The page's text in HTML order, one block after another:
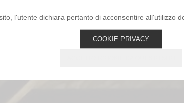
l'utente dichiara pertanto di acconsentire all'utilizzo
COOKIE PRIVACY